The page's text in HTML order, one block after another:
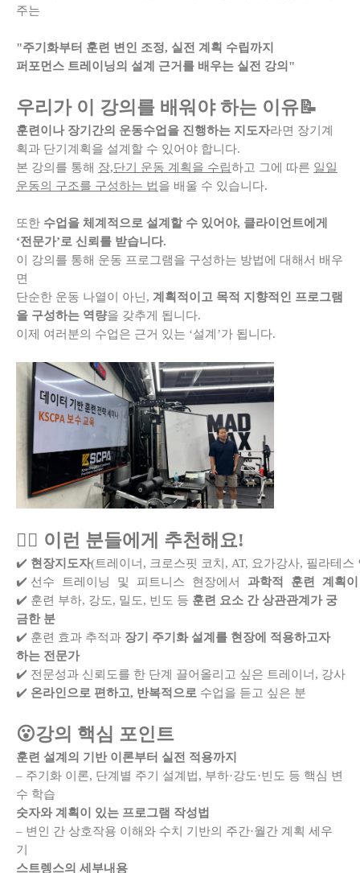
주는
"주기화부터 훈련 변인 조정, 실전 계획 수립까지
퍼포먼스 트레이닝의 설계 근거를 배우는 실전 강의"
우리가 이 강의를 배워야 하는 이유📝
훈련이나 장기간의 운동수업을 진행하는 지도자라면 장기계
획과 단기계획을 설계할 수 있어야 합니다.
본 강의를 통해 장,단기 운동 계획을 수립하고 그에 따른 일일
운동의 구조를 구성하는 법을 배울 수 있습니다.
또한 수업을 체계적으로 설계할 수 있어야, 클라이언트에게
‘전문가’로 신뢰를 받습니다.
이 강의를 통해 운동 프로그램을 구성하는 방법에 대해서 배우
면
단순한 운동 나열이 아닌, 계획적이고 목적 지향적인 프로그램
을 구성하는 역량을 갖추게 됩니다.
이제 여러분의 수업은 근거 있는 ‘설계’가 됩니다.
👉🏻 이런 분들에게 추천해요!
✔️ 현장지도자(트레이너, 크로스핏 코치, AT, 요가강사, 필라테스
✔️ 선수 트레이닝 및 피트니스 현장에서 과학적 훈련 계획
✔️ 훈련 부하, 강도, 밀도, 빈도 등 훈련 요소 간 상관관계가 궁
금한 분
✔️ 훈련 효과 추적과 장기 주기화 설계를 현장에 적용하고자
하는 전문가
✔️ 전문성과 신뢰도를 한 단계 끌어올리고 싶은 트레이너, 강사
✔️ 온라인으로 편하고, 반복적으로 수업을 듣고 싶은 분
😮강의 핵심 포인트
훈련 설계의 기반 이론부터 실전 적용까지
– 주기화 이론, 단계별 주기 설계법, 부하·강도·빈도 등 핵심 변
수 학습
숫자와 계획이 있는 프로그램 작성법
– 변인 간 상호작용 이해와 수치 기반의 주간·월간 계획 세우
기
스트렝스의 세부내용